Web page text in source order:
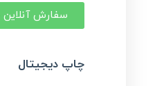
سفارش
چاپ دیجیتال